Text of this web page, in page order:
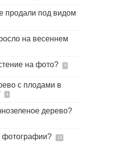
продали под видом
на весеннем
на фото? 9
с плодами в
4
дерево?
фотографии? 10